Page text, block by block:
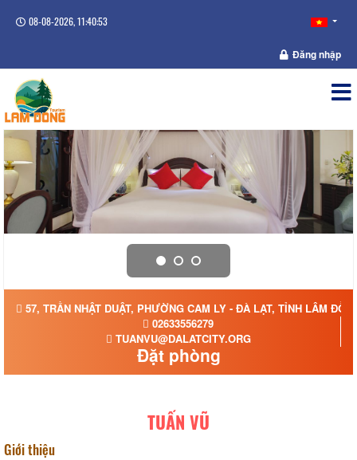
08-08-2026, 11:40:53
Đăng nhập
57, TRẦN NHẬT DUẬT, PHƯỜNG CAM LY - ĐÀ LẠT, TỈNH LÂM
02633556279
TUANVU@DALATCITY.ORG
Đặt phòng
TUẤN VŨ
Giới thiệu